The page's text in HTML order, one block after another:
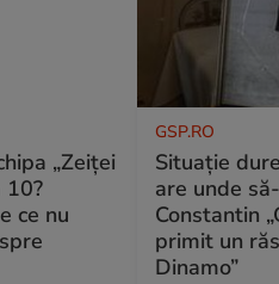
„Zeiței
10?
ce nu
GSP.RO
Situație
are unde
Constantin
primit un
Dinamo”